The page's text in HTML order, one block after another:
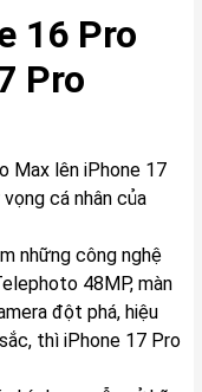
16 Pro
Pro
Max lên iPhone 17
cá nhân của
những công nghệ
48MP, màn
đột phá, hiệu
thì iPhone 17 Pro